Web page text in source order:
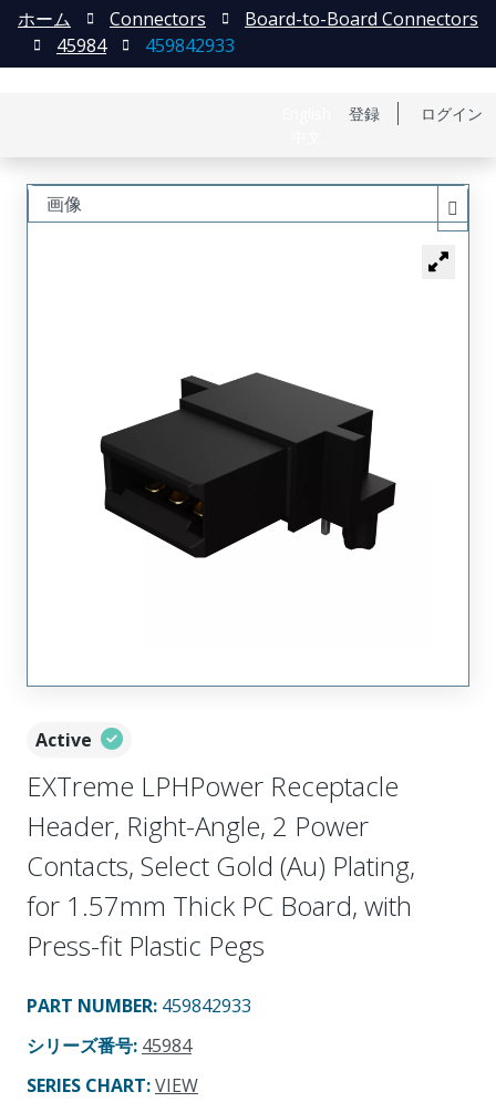
登録 ログイン
ホーム Connectors
Board-to-Board Connectors
45984
459842933
Active
EXTreme LPHPower Receptacle
Header, Right-Angle, 2 Power
Contacts, Select Gold (Au) Plating,
for 1.57mm Thick PC Board, with
Press-fit Plastic Pegs
PART NUMBER: 459842933
シリーズ番号: 45984
SERIES CHART:VIEW
画像